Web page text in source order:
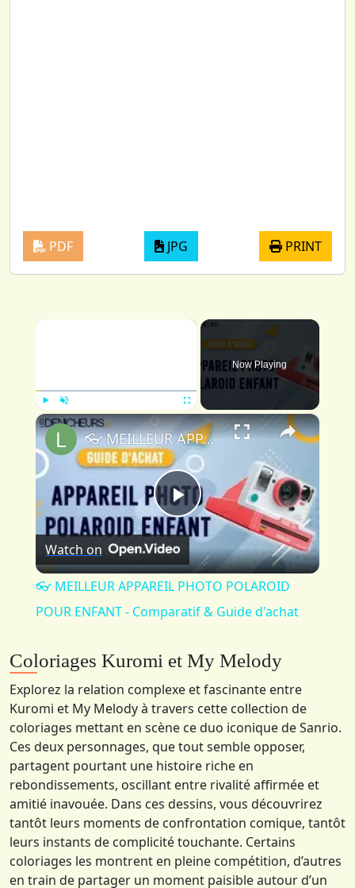
PDF JPG PRINT
×
Play
Now Playing
×
Play
Video
👓 MEILLEUR APPAREIL PHOTO POLAROID POUR ENFANT - Comparatif & Guide d'achat
Watch on
👓 MEILLEUR APPAREIL PHOTO POLAROID
POUR ENFANT - Comparatif & Guide d'achat
Coloriages Kuromi et My Melody
Explorez la relation complexe et fascinante entre
Kuromi et My Melody à travers cette collection de
coloriages mettant en scène ce duo iconique de Sanrio.
Ces deux personnages, que tout semble opposer,
partagent pourtant une histoire riche en
rebondissements, oscillant entre rivalité affirmée et
amitié inavouée. Dans ces dessins, vous découvrirez
tantôt leurs moments de confrontation comique, tantôt
leurs instants de complicité touchante. Certains
coloriages les montrent en pleine compétition, d’autres
en train de partager un moment paisible autour d’un